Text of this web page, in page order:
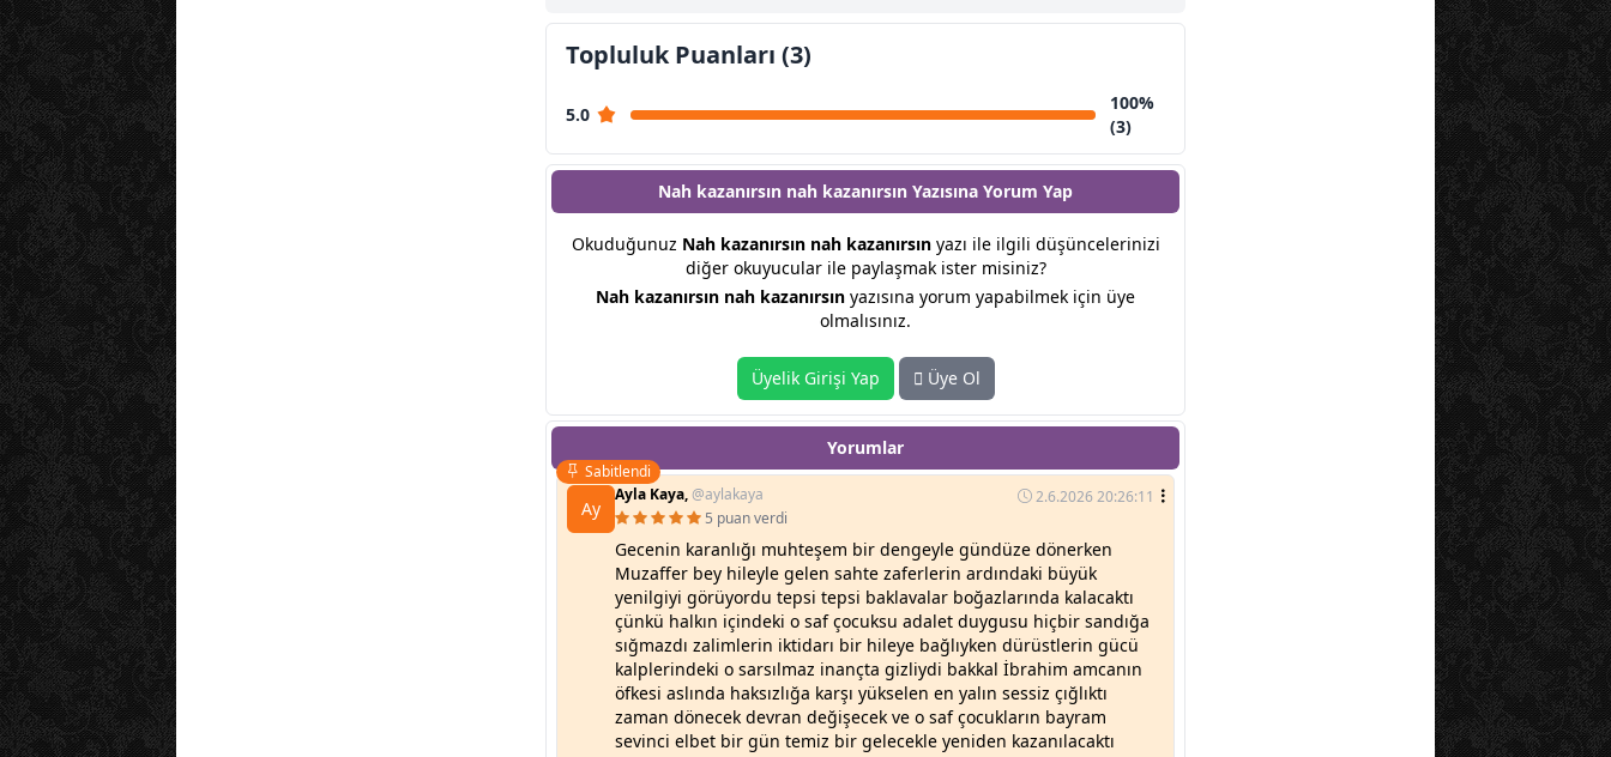
Topluluk Puanları (3)
5.0
100%
(3)
Nah kazanırsın nah kazanırsın Yazısına Yorum Yap
Okuduğunuz Nah kazanırsın nah kazanırsınyazı ile ilgili düşüncelerinizi
diğer okuyucular ile paylaşmak ister misiniz?
Nah kazanırsın nah kazanırsın yazısına yorum yapabilmek için üye
olmalısınız.
Üyelik Girişi Yap Üye Ol
Yorumlar
Sabitlendi
Ay
Ayla Kaya,@aylakaya
2.6.2026 20:26:11
5 puan verdi
Gecenin karanlığı muhteşem bir dengeyle gündüze dönerken
Muzaffer bey hileyle gelen sahte zaferlerin ardındaki büyük
yenilgiyi görüyordu tepsi tepsi baklavalar boğazlarında kalacaktı
çünkü halkın içindeki o saf çocuksu adalet duygusu hiçbir sandığa
sığmazdı zalimlerin iktidarı bir hileye bağlıyken dürüstlerin gücü
kalplerindeki o sarsılmaz inançta gizliydi bakkal İbrahim amcanın
öfkesi aslında haksızlığa karşı yükselen en yalın sessiz çığlıktı
zaman dönecek devran değişecek ve o saf çocukların bayram
sevinci elbet bir gün temiz bir gelecekle yeniden kazanılacaktı